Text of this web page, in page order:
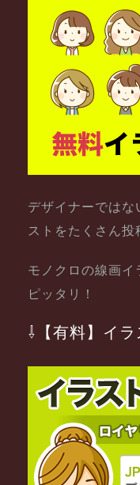
デザイナーでは
ストをたくさん投
モノクロの線画
ピッタリ！
⇩【有料】イ